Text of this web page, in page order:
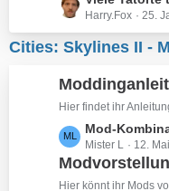
t
ä
e
e
e
t
r
g
e
e
t
z
e
B
e
i
t
r
Harry.Fox 25.
Cities: Skylines II -
Hier findet ihr
L
e
t
z
Mod-
Mister L 12.
Hier könnt ihr Mods